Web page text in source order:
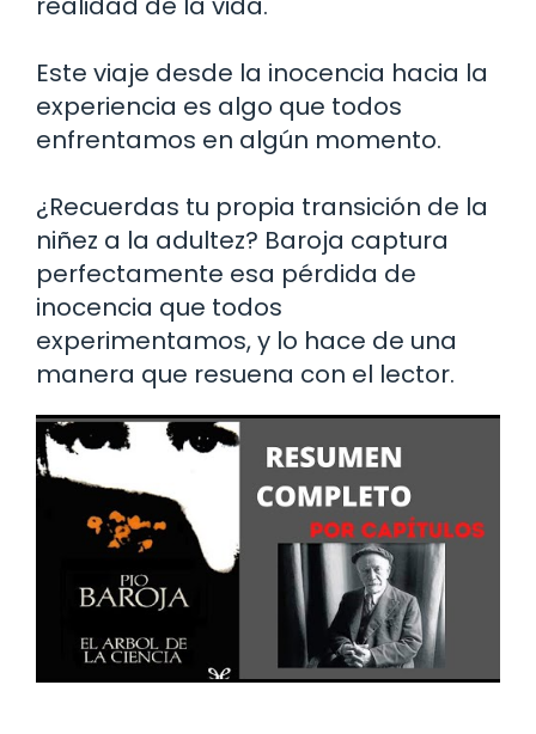
Este viaje desde la inocencia hacia la
experiencia es algo que todos
enfrentamos en algún momento.
¿Recuerdas tu propia transición de la
niñez a la adultez? Baroja captura
perfectamente esa pérdida de
inocencia que todos
experimentamos, y lo hace de una
manera que resuena con el lector.